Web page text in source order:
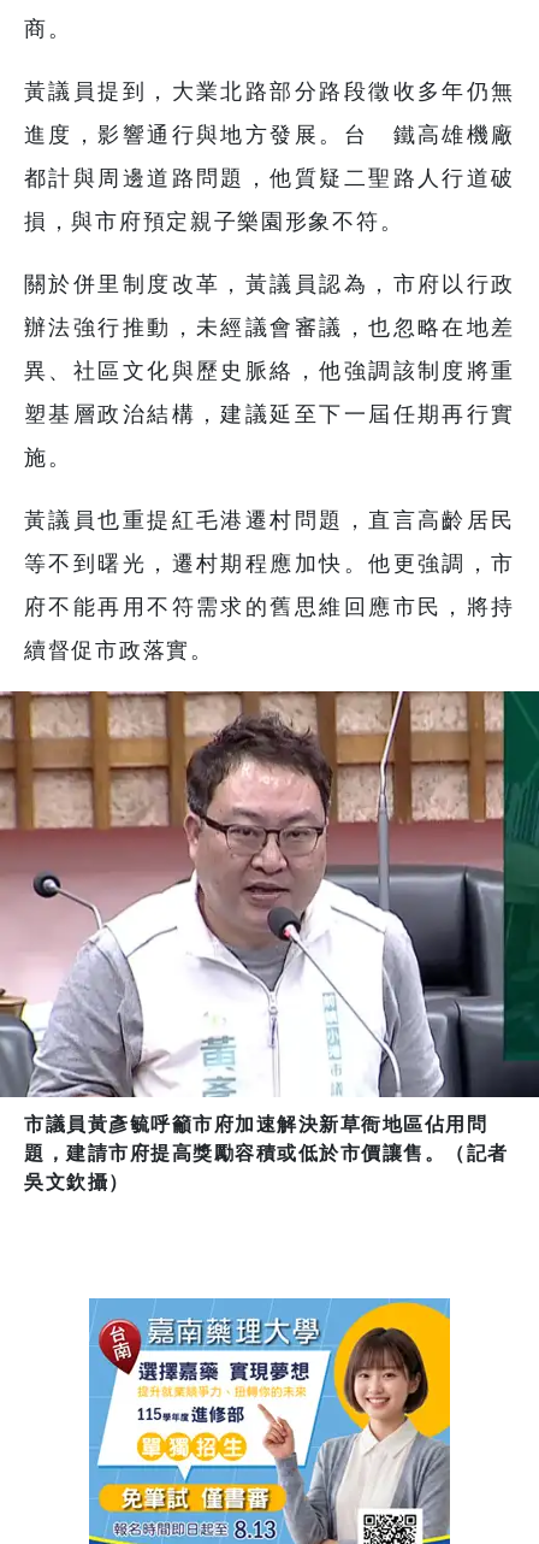
商。
黃議員提到，大業北路部分路段徵收多年仍無
進度，影響通行與地方發展。台 鐵高雄機廠
都計與周邊道路問題，他質疑二聖路人行道破
損，與市府預定親子樂園形象不符。
關於併里制度改革，黃議員認為，市府以行政
辦法強行推動，未經議會審議，也忽略在地差
異、社區文化與歷史脈絡，他強調該制度將重
塑基層政治結構，建議延至下一屆任期再行實
施。
黃議員也重提紅毛港遷村問題，直言高齡居民
等不到曙光，遷村期程應加快。他更強調，市
府不能再用不符需求的舊思維回應市民，將持
續督促市政落實。
市議員黃彥毓呼籲市府加速解決新草衙地區佔用問
題，建請市府提高獎勵容積或低於市價讓售。（記者
吳文欽攝）